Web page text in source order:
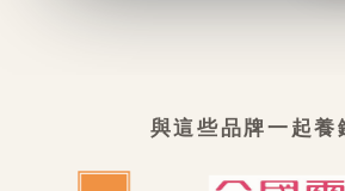
與這些品牌一起養